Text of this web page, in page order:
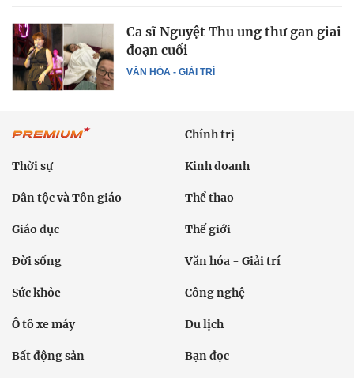
VĂN HÓA - GIẢI TRÍ
Ca sĩ Nguyệt Thu ung thư gan giai
đoạn cuối
Chính trị
Thời sự Kinh doanh
Dân tộc và Tôn giáo Thể thao
Giáo dục Thế giới
Đời sống Văn hóa - Giải trí
Sức khỏe Công nghệ
Ô tô xe máy Du lịch
Bất động sản Bạn đọc